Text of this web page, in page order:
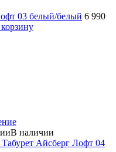
03 белый/белый 6 990
В наличии